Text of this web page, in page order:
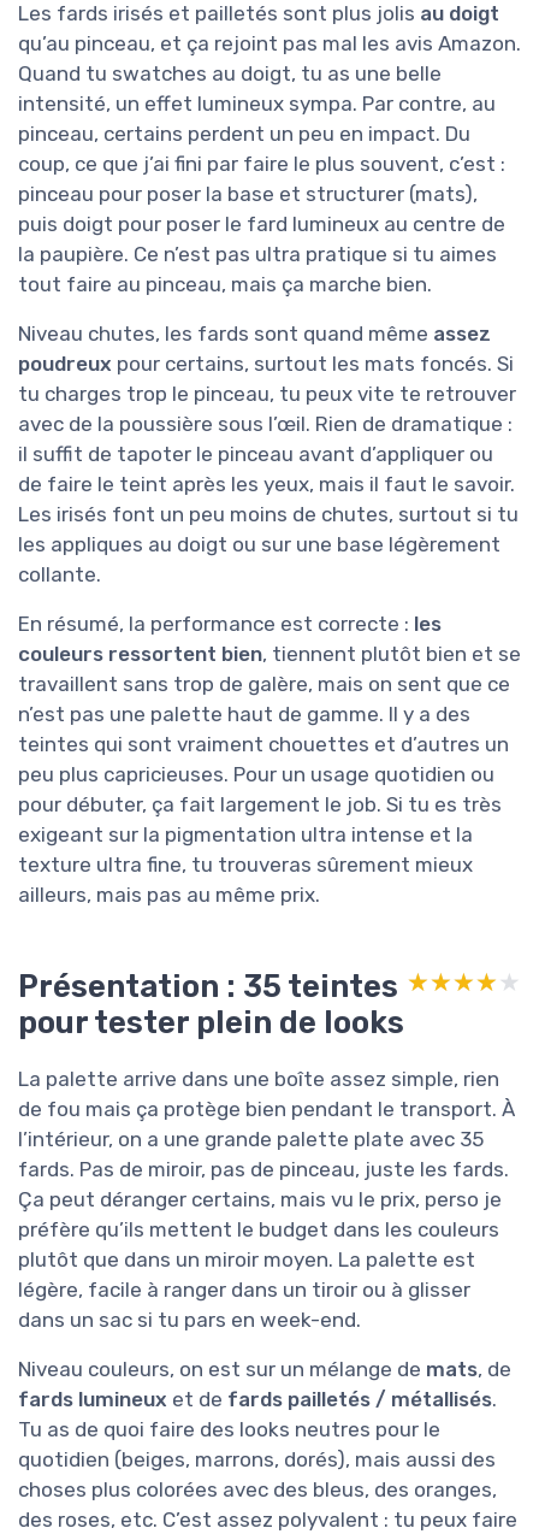
Les fards irisés et pailletés sont plus jolis au doigt
qu’au pinceau, et ça rejoint pas mal les avis Amazon.
Quand tu swatches au doigt, tu as une belle
intensité, un effet lumineux sympa. Par contre, au
pinceau, certains perdent un peu en impact. Du
coup, ce que j’ai fini par faire le plus souvent, c’est :
pinceau pour poser la base et structurer (mats),
puis doigt pour poser le fard lumineux au centre de
la paupière. Ce n’est pas ultra pratique si tu aimes
tout faire au pinceau, mais ça marche bien.
Niveau chutes, les fards sont quand même assez
poudreux pour certains, surtout les mats foncés. Si
tu charges trop le pinceau, tu peux vite te retrouver
avec de la poussière sous l’œil. Rien de dramatique :
il suffit de tapoter le pinceau avant d’appliquer ou
de faire le teint après les yeux, mais il faut le savoir.
Les irisés font un peu moins de chutes, surtout si tu
les appliques au doigt ou sur une base légèrement
collante.
En résumé, la performance est correcte : les
couleurs ressortent bien, tiennent plutôt bien et se
travaillent sans trop de galère, mais on sent que ce
n’est pas une palette haut de gamme. Il y a des
teintes qui sont vraiment chouettes et d’autres un
peu plus capricieuses. Pour un usage quotidien ou
pour débuter, ça fait largement le job. Si tu es très
exigeant sur la pigmentation ultra intense et la
texture ultra fine, tu trouveras sûrement mieux
ailleurs, mais pas au même prix.
Présentation : 35 teintes
pour tester plein de looks
★★★★★
★★★★★
La palette arrive dans une boîte assez simple, rien
de fou mais ça protège bien pendant le transport. À
l’intérieur, on a une grande palette plate avec 35
fards. Pas de miroir, pas de pinceau, juste les fards.
Ça peut déranger certains, mais vu le prix, perso je
préfère qu’ils mettent le budget dans les couleurs
plutôt que dans un miroir moyen. La palette est
légère, facile à ranger dans un tiroir ou à glisser
dans un sac si tu pars en week-end.
Niveau couleurs, on est sur un mélange de mats, de
fards lumineux et de fards pailletés / métallisés.
Tu as de quoi faire des looks neutres pour le
quotidien (beiges, marrons, dorés), mais aussi des
choses plus colorées avec des bleus, des oranges,
des roses, etc. C’est assez polyvalent : tu peux faire